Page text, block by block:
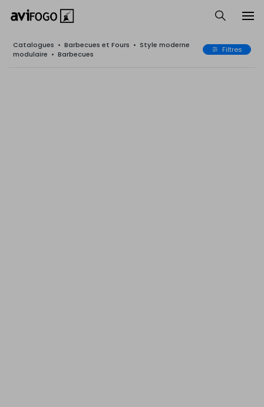
Catalogues • Barbecues et Fours • Style moderne
modulaire • Barbecues Filtres